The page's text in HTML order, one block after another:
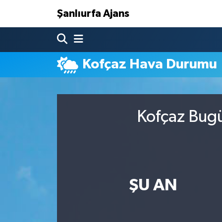
Şanlıurfa Ajans
Kofçaz Hava Durumu
Kofçaz
ŞU AN
Nöbetçi Eczaneler
Hava Durumu